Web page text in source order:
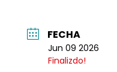
FECHA
Jun 09 2026
Finalizdo!